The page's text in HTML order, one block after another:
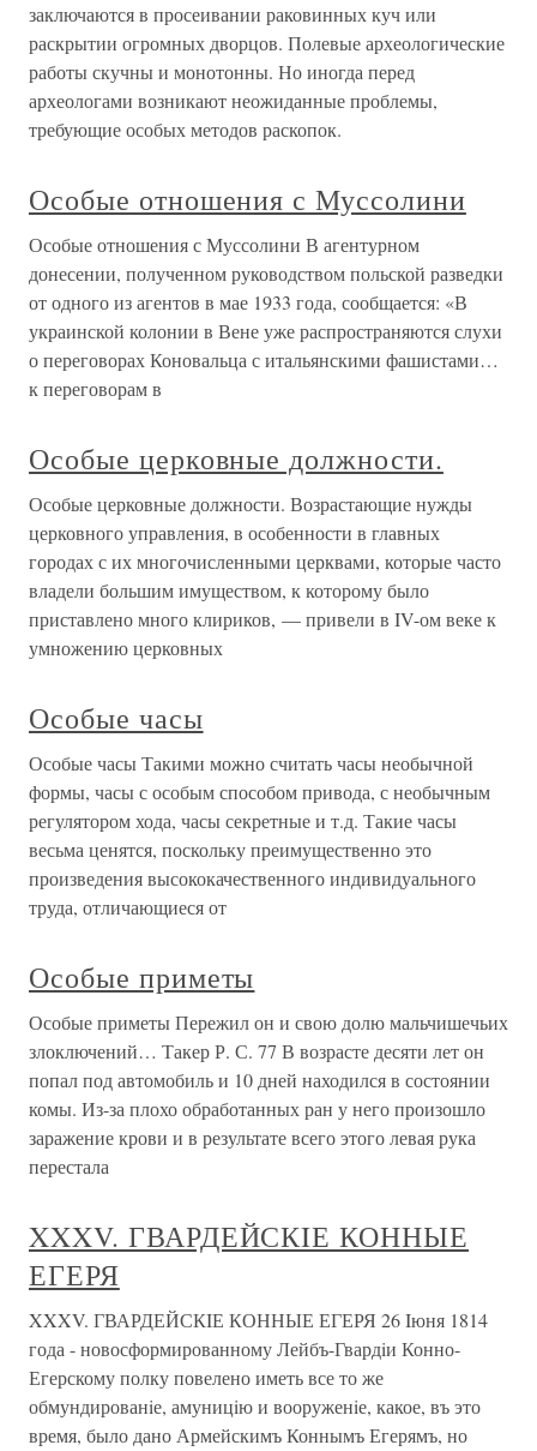
заключаются в просеивании раковинных куч или
раскрытии огромных дворцов. Полевые археологические
работы скучны и монотонны. Но иногда перед
археологами возникают неожиданные проблемы,
требующие особых методов раскопок.
Особые отношения с Муссолини
Особые отношения с Муссолини В агентурном
донесении, полученном руководством польской разведки
от одного из агентов в мае 1933 года, сообщается: «В
украинской колонии в Вене уже распространяются слухи
о переговорах Коновальца с итальянскими фашистами…
к переговорам в
Особые церковные должности.
Особые церковные должности. Возрастающие нужды
церковного управления, в особенности в главных
городах с их многочисленными церквами, которые часто
владели большим имуществом, к которому было
приставлено много клириков, — привели в IV-ом веке к
умножению церковных
Особые часы
Особые часы Такими можно считать часы необычной
формы, часы с особым способом привода, с необычным
регулятором хода, часы секретные и т.д. Такие часы
весьма ценятся, поскольку преимущественно это
произведения высококачественного индивидуального
труда, отличающиеся от
Особые приметы
Особые приметы Пережил он и свою долю мальчишечьих
злоключений… Такер Р. С. 77 В возрасте десяти лет он
попал под автомобиль и 10 дней находился в состоянии
комы. Из-за плохо обработанных ран у него произошло
заражение крови и в результате всего этого левая рука
перестала
XXXV. ГВАРДЕЙСКIЕ КОННЫЕ
ЕГЕРЯ
XXXV. ГВАРДЕЙСКIЕ КОННЫЕ ЕГЕРЯ 26 Iюня 1814
года - новосформированному Лейбъ-Гвардiи Конно-
Егерскому полку повелено иметь все то же
обмундированiе, амуницiю и вооруженiе, какое, въ это
время, было дано Армейскимъ Коннымъ Егерямъ, но